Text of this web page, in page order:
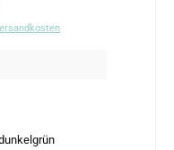
Preis: